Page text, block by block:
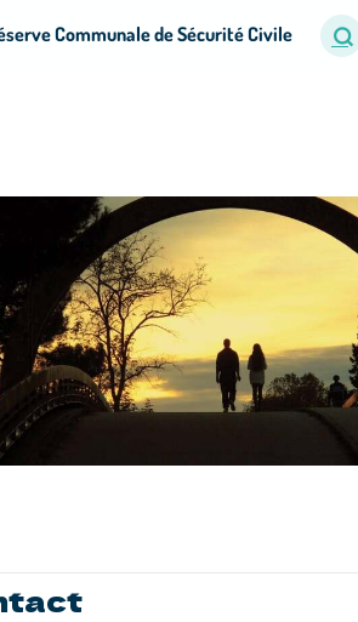
Communale de Sécurité Civile